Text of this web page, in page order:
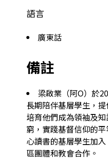
語言
廣東話
備註
梁啟業（阿O）於
長期陪伴基層學生，
培育他們成為領袖及
窮，實踐基督信仰的
心讀書的基層學生加
區團體和教會合作。